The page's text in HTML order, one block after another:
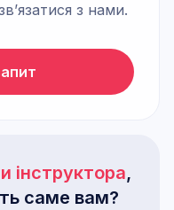
з нами.
інструктора,
саме вам?